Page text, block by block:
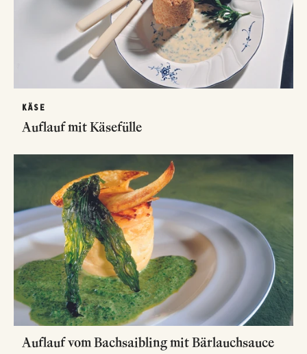
KÄSE
Auflauf mit Käsefülle
Auflauf vom Bachsaibling mit Bärlauchsauce